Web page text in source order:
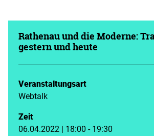
Rathenau und die Moderne:
gestern und heute
Veranstaltungsart
Webtalk
Zeit
06.04.2022 | 18:00 - 19:30